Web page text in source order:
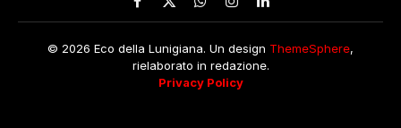
Facebook
X
WhatsApp
Instagram
LinkedIn
© 2026 Eco della Lunigiana. Un design ThemeSphere,
rielaborato in redazione.
Privacy Policy